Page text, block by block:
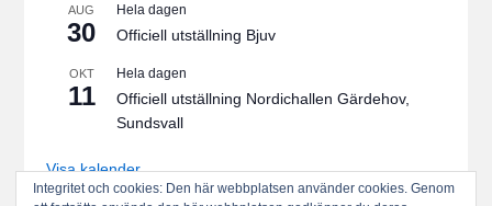
AUG
30
Hela dagen
Officiell utställning Bjuv
OKT
11
Hela dagen
Officiell utställning Nordichallen Gärdehov,
Sundsvall
Visa kalender
Integritet och cookies: Den här webbplatsen använder cookies. Genom